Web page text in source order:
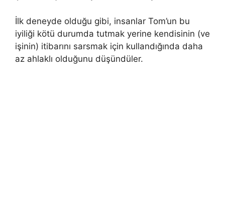
İlk deneyde olduğu gibi, insanlar Tom’un bu
iyiliği kötü durumda tutmak yerine kendisinin (ve
işinin) itibarını sarsmak için kullandığında daha
az ahlaklı olduğunu düşündüler.